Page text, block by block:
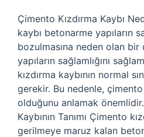
Çimento Kızdırma Kaybı
kaybı betonarme yapıların
bozulmasına neden olan
yapıların sağlamlığını
kızdırma kaybının normal
gerekir. Bu nedenle, çimento
olduğunu anlamak
Kaybının Tanımı Çimento
gerilmeye maruz kalan